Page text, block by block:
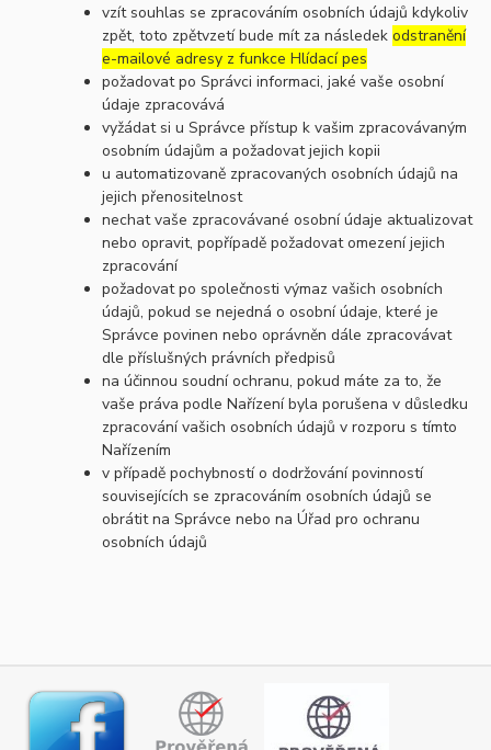
vzít souhlas se zpracováním osobních údajů kdykoliv
zpět, toto zpětvzetí bude mít za následekodstranění
e-mailové adresy z funkce Hlídací pes
požadovat po Správci informaci, jaké vaše osobní
údaje zpracovává
vyžádat si u Správce přístup k vašim zpracovávaným
osobním údajům a požadovat jejich kopii
u automatizovaně zpracovaných osobních údajů na
jejich přenositelnost
nechat vaše zpracovávané osobní údaje aktualizovat
nebo opravit, popřípadě požadovat omezení jejich
zpracování
požadovat po společnosti výmaz vašich osobních
údajů, pokud se nejedná o osobní údaje, které je
Správce povinen nebo oprávněn dále zpracovávat
dle příslušných právních předpisů
na účinnou soudní ochranu, pokud máte za to, že
vaše práva podle Nařízení byla porušena v důsledku
zpracování vašich osobních údajů v rozporu s tímto
Nařízením
v případě pochybností o dodržování povinností
souvisejících se zpracováním osobních údajů se
obrátit na Správce nebo na Úřad pro ochranu
osobních údajů